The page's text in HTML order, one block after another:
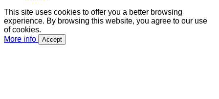
This site uses cookies to offer you a better browsing
experience. By browsing this website, you agree to our use
of cookies.
More info
Accept